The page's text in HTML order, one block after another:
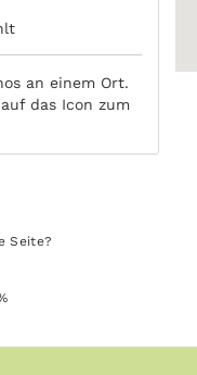
an einem Ort.
das Icon zum
Seite?